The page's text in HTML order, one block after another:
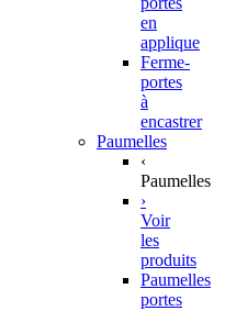
en
applique
Ferme-
portes
à
encastrer
Paumelles
‹
Paumelles
›
Voir
les
produits
Paumelles
portes